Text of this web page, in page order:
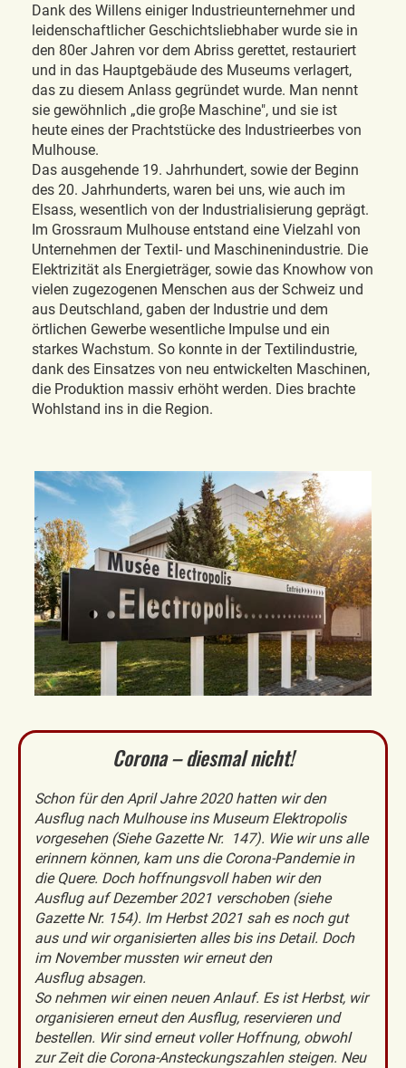
Dank des Willens einiger Industrieunternehmer und
leidenschaftlicher Geschichtsliebhaber wurde sie in
den 80er Jahren vor dem Abriss gerettet, restauriert
und in das Hauptgebäude des Museums verlagert,
das zu diesem Anlass gegründet wurde. Man nennt
sie gewöhnlich „die groβe Maschine", und sie ist
heute eines der Prachtstücke des Industrieerbes von
Mulhouse.
Das ausgehende 19. Jahrhundert, sowie der Beginn
des 20. Jahrhunderts, waren bei uns, wie auch im
Elsass, wesentlich von der Industrialisierung geprägt.
Im Grossraum Mulhouse entstand eine Vielzahl von
Unternehmen der Textil- und Maschinenindustrie. Die
Elektrizität als Energieträger, sowie das Knowhow von
vielen zugezogenen Menschen aus der Schweiz und
aus Deutschland, gaben der Industrie und dem
örtlichen Gewerbe wesentliche Impulse und ein
starkes Wachstum. So konnte in der Textilindustrie,
dank des Einsatzes von neu entwickelten Maschinen,
die Produktion massiv erhöht werden. Dies brachte
Wohlstand ins in die Region.
Corona – diesmal nicht!
Schon für den April Jahre 2020 hatten wir den
Ausflug nach Mulhouse ins Museum Elektropolis
vorgesehen (Siehe Gazette Nr. 147). Wie wir uns alle
erinnern können, kam uns die Corona-Pandemie in
die Quere. Doch hoffnungsvoll haben wir den
Ausflug auf Dezember 2021 verschoben (siehe
Gazette Nr. 154). Im Herbst 2021 sah es noch gut
aus und wir organisierten alles bis ins Detail. Doch
im November mussten wir erneut den
Ausflug absagen.
So nehmen wir einen neuen Anlauf. Es ist Herbst, wir
organisieren erneut den Ausflug, reservieren und
bestellen. Wir sind erneut voller Hoffnung, obwohl
zur Zeit die Corona-Ansteckungszahlen steigen. Neu